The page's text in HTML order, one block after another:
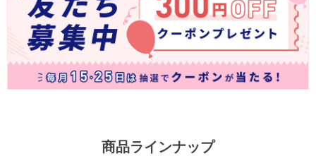
商品ラインナップ